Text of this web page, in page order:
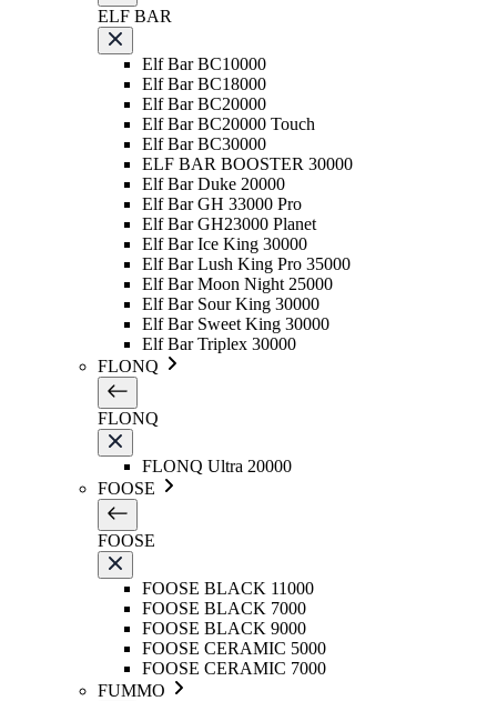
ELF BAR
Elf Bar BC10000
Elf Bar BC18000
Elf Bar BC20000
Elf Bar BC20000 Touch
Elf Bar BC30000
ELF BAR BOOSTER 30000
Elf Bar Duke 20000
Elf Bar GH 33000 Pro
Elf Bar GH23000 Planet
Elf Bar Ice King 30000
Elf Bar Lush King Pro 35000
Elf Bar Moon Night 25000
Elf Bar Sour King 30000
Elf Bar Sweet King 30000
Elf Bar Triplex 30000
FLONQ
FLONQ
FLONQ Ultra 20000
FOOSE
FOOSE
FOOSE BLACK 11000
FOOSE BLACK 7000
FOOSE BLACK 9000
FOOSE CERAMIC 5000
FOOSE CERAMIC 7000
FUMMO